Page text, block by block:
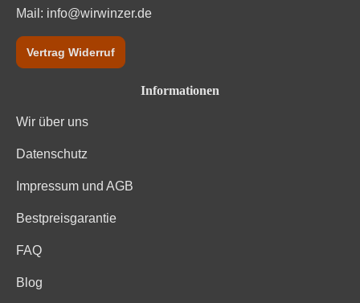
Mail: info@wirwinzer.de
Vertrag Widerruf
Informationen
Wir über uns
Datenschutz
Impressum und AGB
Bestpreisgarantie
FAQ
Blog